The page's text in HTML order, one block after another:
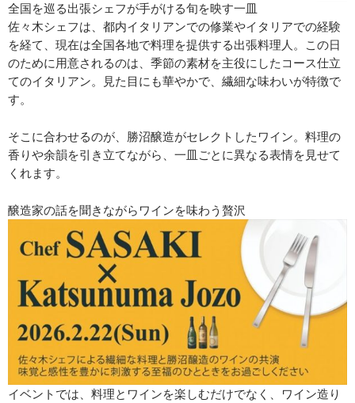
全国を巡る出張シェフが手がける旬を映す一皿
佐々木シェフは、都内イタリアンでの修業やイタリアでの経験
を経て、現在は全国各地で料理を提供する出張料理人。この日
のために用意されるのは、季節の素材を主役にしたコース仕立
てのイタリアン。見た目にも華やかで、繊細な味わいが特徴で
す。
そこに合わせるのが、勝沼醸造がセレクトしたワイン。料理の
香りや余韻を引き立てながら、一皿ごとに異なる表情を見せて
くれます。
醸造家の話を聞きながらワインを味わう贅沢
イベントでは、料理とワインを楽しむだけでなく、ワイン造り